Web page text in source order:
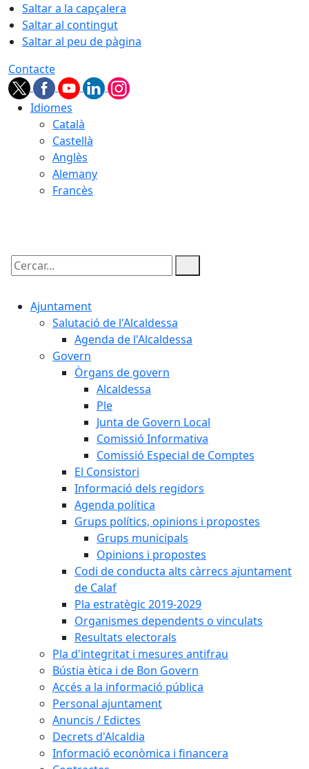
Saltar a la capçalera
Saltar al contingut
Saltar al peu de pàgina
Contacte
Idiomes
Català
Castellà
Anglès
Alemany
Francès
Cercar:
Ajuntament
Salutació de l'Alcaldessa
Agenda de l'Alcaldessa
Govern
Òrgans de govern
Alcaldessa
Ple
Junta de Govern Local
Comissió Informativa
Comissió Especial de Comptes
El Consistori
Informació dels regidors
Agenda política
Grups polítics, opinions i propostes
Grups municipals
Opinions i propostes
Codi de conducta alts càrrecs ajuntament
de Calaf
Pla estratègic 2019-2029
Organismes dependents o vinculats
Resultats electorals
Pla d'integritat i mesures antifrau
Bústia ètica i de Bon Govern
Accés a la informació pública
Personal ajuntament
Anuncis / Edictes
Decrets d'Alcaldia
Informació econòmica i financera